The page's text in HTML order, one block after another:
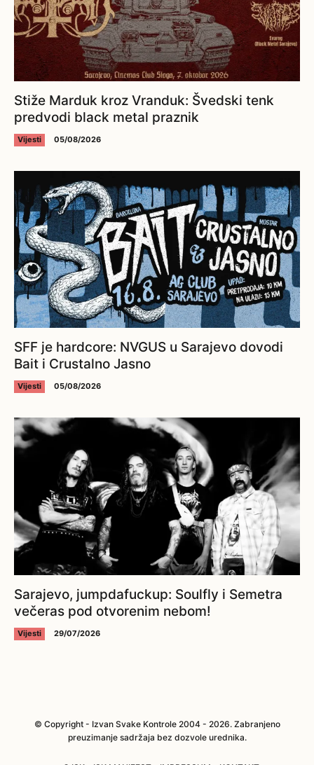
Stiže Marduk kroz Vranduk: Švedski tenk
predvodi black metal praznik
Vijesti 05/08/2026
SFF je hardcore: NVGUS u Sarajevo dovodi
Bait i Crustalno Jasno
Vijesti 05/08/2026
Sarajevo, jumpdafuckup: Soulfly i Semetra
večeras pod otvorenim nebom!
Vijesti 29/07/2026
© Copyright - Izvan Svake Kontrole 2004 - 2026. Zabranjeno
preuzimanje sadržaja bez dozvole urednika.